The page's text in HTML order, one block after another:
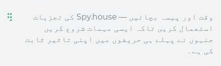
وقت اور پیسہ بچائیں — Spy.house کی تجزیات
استعمال کریں تاکہ ایسی مہمات شروع کریں
جنہوں نے پہلے ہی حریفوں میں اپنی تاثیر ثابت
کی ہے۔